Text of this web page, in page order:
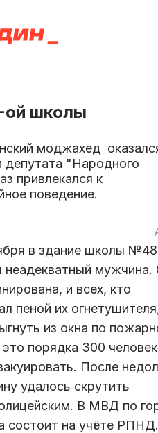
ой школы
моджахед
"Народного
привлекался к
поведение.
в здание школы
неадекватный мужчина.
и всех, кто
пеной их
из окна по
порядка 300
После
удалось скрутить
В МВД по
состоит на учёте РПНД.